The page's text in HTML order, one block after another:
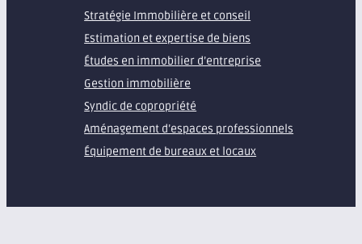
Stratégie Immobilière et conseil
Estimation et expertise de biens
Études en immobilier d’entreprise
Gestion immobilière
Syndic de copropriété
Aménagement d’espaces professionnels
Équipement de bureaux et locaux